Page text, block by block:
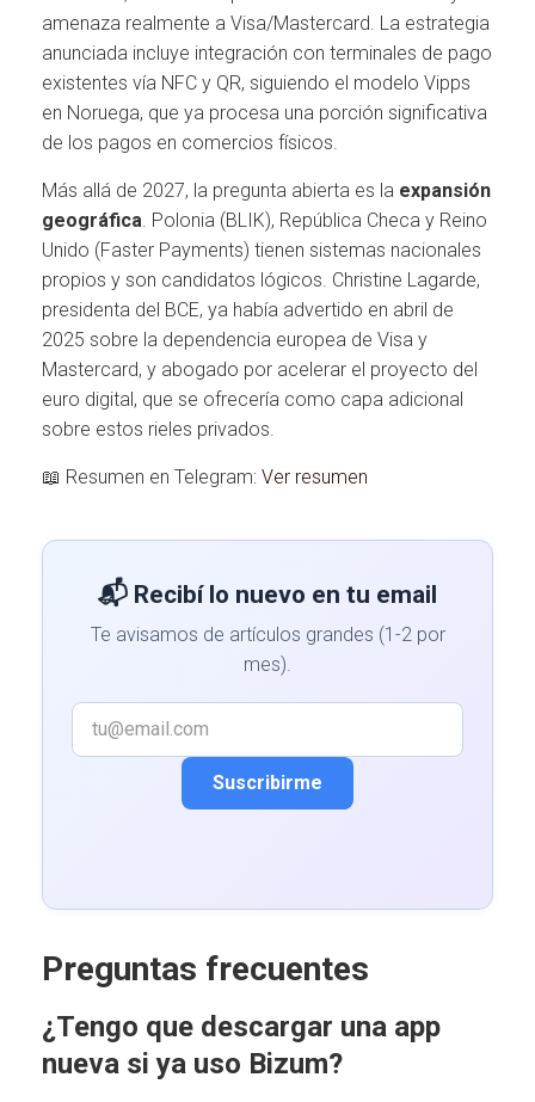
amenaza realmente a Visa/Mastercard. La estrategia
anunciada incluye integración con terminales de pago
existentes vía NFC y QR, siguiendo el modelo Vipps
en Noruega, que ya procesa una porción significativa
de los pagos en comercios físicos.
Más allá de 2027, la pregunta abierta es la expansión
geográfica. Polonia (BLIK), República Checa y Reino
Unido (Faster Payments) tienen sistemas nacionales
propios y son candidatos lógicos. Christine Lagarde,
presidenta del BCE, ya había advertido en abril de
2025 sobre la dependencia europea de Visa y
Mastercard, y abogado por acelerar el proyecto del
euro digital, que se ofrecería como capa adicional
sobre estos rieles privados.
📖 Resumen en Telegram: Ver resumen
📬 Recibí lo nuevo en tu email
Te avisamos de artículos grandes (1-2 por
mes).
Suscribirme
Preguntas frecuentes
¿Tengo que descargar una app
nueva si ya uso Bizum?